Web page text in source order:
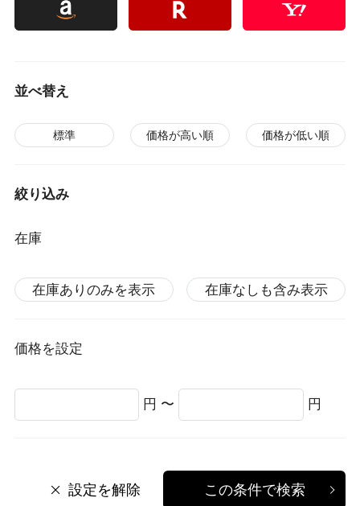
並べ替え
標準 価格が高い順 価格が低い順
絞り込み
在庫
在庫ありのみを表示 在庫なしも含み表示
価格を設定
円 〜 円
設定を解除 この条件で検索